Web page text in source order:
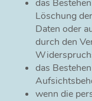
das
Löschung
Daten oder
durch den
das
wenn die